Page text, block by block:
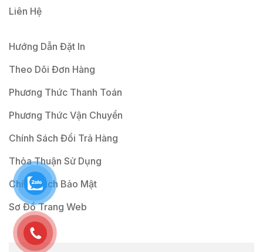
Liên Hệ
Hướng Dẫn Đặt In
Theo Dõi Đơn Hàng
Phương Thức Thanh Toán
Phương Thức Vận Chuyển
Chính Sách Đổi Trả Hàng
Thỏa Thuận Sử Dụng
Chính Sách Bảo Mật
Sơ Đồ Trang Web